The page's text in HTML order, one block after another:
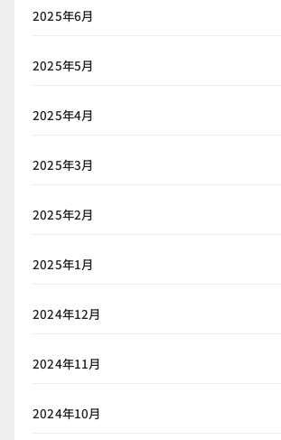
2025年6月
2025年5月
2025年4月
2025年3月
2025年2月
2025年1月
2024年12月
2024年11月
2024年10月